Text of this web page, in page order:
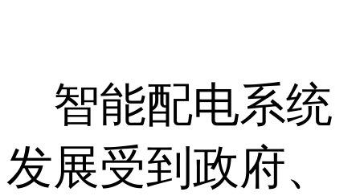
智能配电系统
发展受到政府、